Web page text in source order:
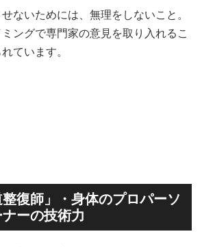
ないためには、無理をしないこと。
ングで専門家の意見を取り入れるこ
ています。
復師」・身体のプロパーソ
ーの技術力